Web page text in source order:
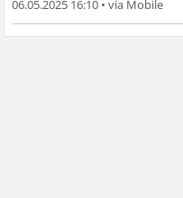
06.05.2025 16:10 •